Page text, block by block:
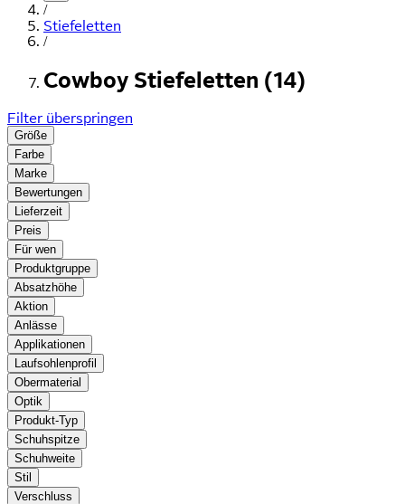
/
Stiefeletten
/
Cowboy Stiefeletten (14)
Filter überspringen
Größe
Farbe
Marke
Bewertungen
Lieferzeit
Preis
Für wen
Produktgruppe
Absatzhöhe
Aktion
Anlässe
Applikationen
Laufsohlenprofil
Obermaterial
Optik
Produkt-Typ
Schuhspitze
Schuhweite
Stil
Verschluss